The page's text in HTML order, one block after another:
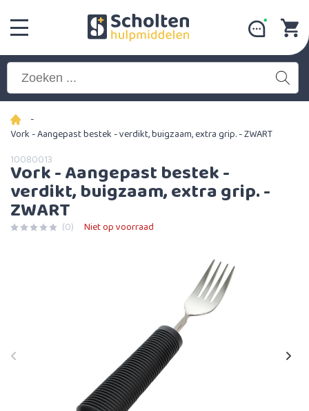
-
Vork - Aangepast bestek - verdikt, buigzaam, extra grip. - ZWART
10080013
Vork - Aangepast bestek -
verdikt, buigzaam, extra grip. -
ZWART
(0) Niet op voorraad